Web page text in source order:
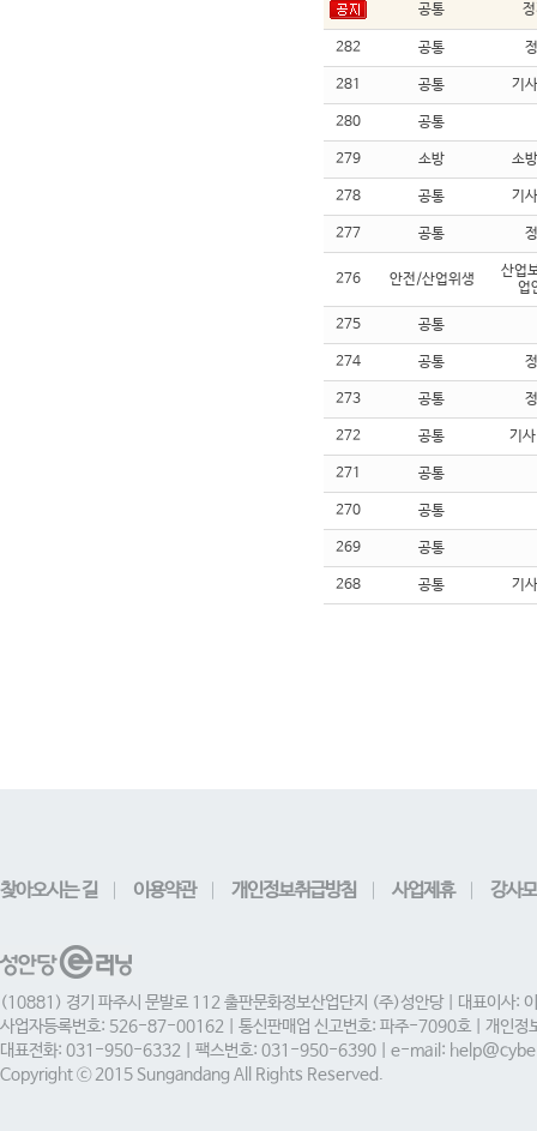
공통
282 공통
281 공통 기
280 공통
279 소방 소
278 공통 기
277 공통
276 안전/산업위생
산업
업
275 공통
274 공통
273 공통
272 공통 기
271 공통
270 공통
269 공통
268 공통 기
찾아오시는 길 이용약관 개인정보취급방침 사업제휴 강사
(10881) 경기 파주시 문발로 112 출판문화정보산업단지 (주)성안당 | 대표이사:
사업자등록번호: 526-87-00162 | 통신판매업 신고번호: 파주-7090호 | 개인정
대표전화: 031-950-6332 | 팩스번호: 031-950-6390 | e-mail:
Copyright ⓒ 2015 Sungandang All Rights Reserved.